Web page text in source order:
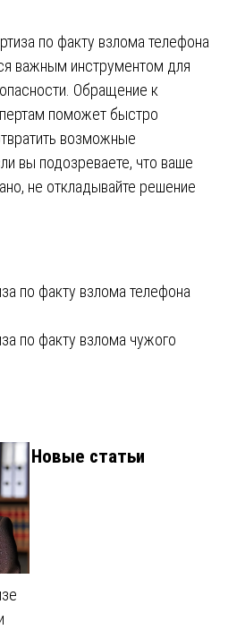
по факту взлома телефона
важным инструментом для
Обращение к
поможет быстро
возможные
вы подозреваете, что ваше
не откладывайте решение
по факту взлома телефона
по факту взлома чужого
Новые статьи